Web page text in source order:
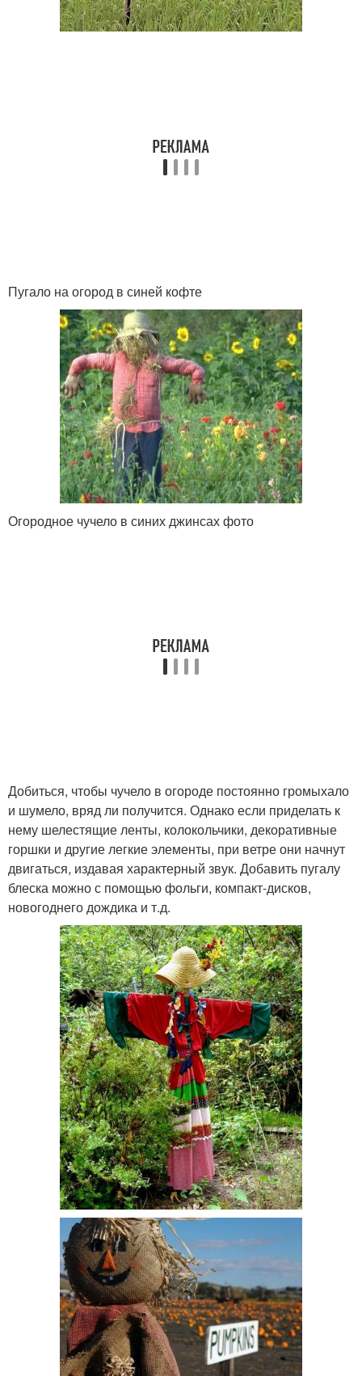
Пугало на огород в синей кофте
Огородное чучело в синих джинсах фото
Добиться, чтобы чучело в огороде постоянно громыхало
и шумело, вряд ли получится. Однако если приделать к
нему шелестящие ленты, колокольчики, декоративные
горшки и другие легкие элементы, при ветре они начнут
двигаться, издавая характерный звук. Добавить пугалу
блеска можно с помощью фольги, компакт-дисков,
новогоднего дождика и т.д.